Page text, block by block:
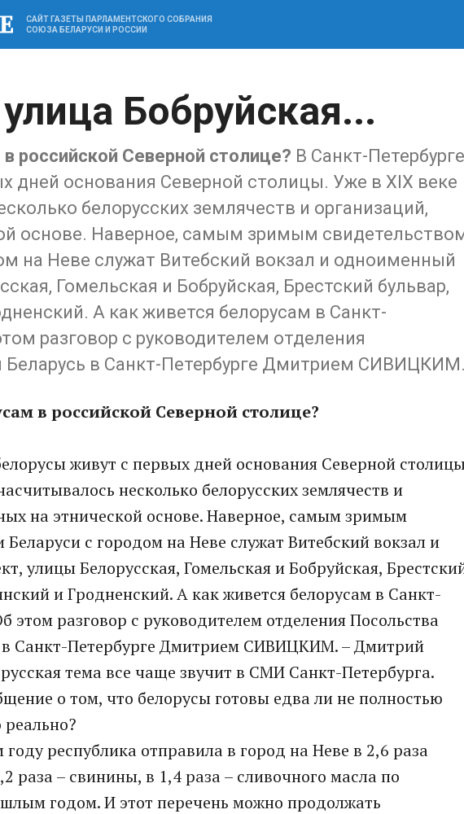
САЙТ ГАЗЕТЫ ПАРЛАМЕНТСКОГО СОБРАНИЯ
СОЮЗА БЕЛАРУСИ И РОССИИ
Бобруйская...
российской Северной столице? В Санкт-Петербурге
дней основания Северной столицы. Уже в XIX веке
белорусских землячеств и организаций,
основе. Наверное, самым зримым
на Неве служат Витебский вокзал и одноименный
Гомельская и Бобруйская, Брестский бульвар,
А как живется белорусам в Санкт-
разговор с руководителем отделения
Беларусь в Санкт-Петербурге Дмитрием СИВИЦКИМ.
в российской Северной столице?
живут с первых дней основания Северной
несколько белорусских землячеств и
на этнической основе. Наверное, самым зримым
Беларуси с городом на Неве служат Витебский вокзал и
улицы Белорусская, Гомельская и Бобруйская,
и Гродненский. А как живется белорусам в Санкт-
этом разговор с руководителем отделения Посольства
в Санкт-Петербурге Дмитрием СИВИЦКИМ. – Дмитрий
тема все чаще звучит в СМИ Санкт-Петербурга.
о том, что белорусы готовы едва ли не полностью
республика отправила в город на Неве в 2,6 раза
раза – свинины, в 1,4 раза – сливочного масла по
годом. И этот перечень можно продолжать